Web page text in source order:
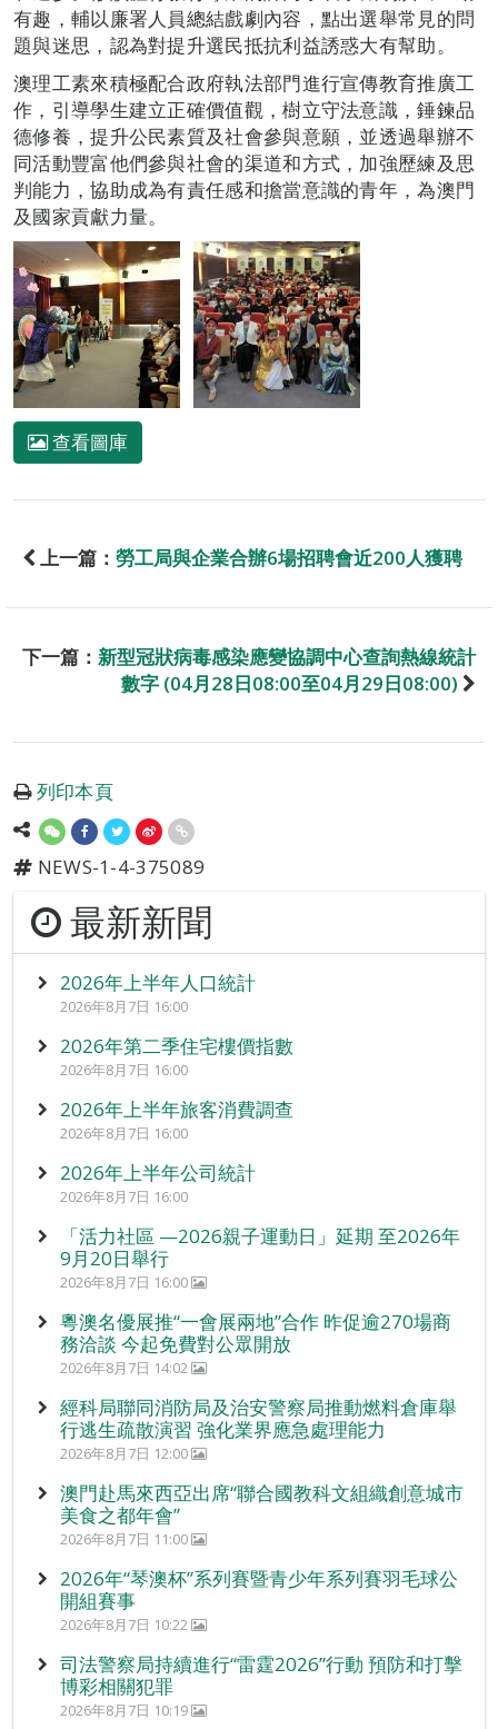
有趣，輔以廉署人員總結戲劇內容，點出選舉常見的問
題與迷思，認為對提升選民抵抗利益誘惑大有幫助。
澳理工素來積極配合政府執法部門進行宣傳教育推廣工
作，引導學生建立正確價值觀，樹立守法意識，錘鍊品
德修養，提升公民素質及社會參與意願，並透過舉辦不
同活動豐富他們參與社會的渠道和方式，加強歷練及思
判能力，協助成為有責任感和擔當意識的青年，為澳門
及國家貢獻力量。
查看圖庫
上一篇： 勞工局與企業合辦6場招聘會近200人獲聘
下一篇： 新型冠狀病毒感染應變協調中心查詢熱線統計
數字 (04月28日08:00至04月29日08:00)
列印本頁
NEWS-1-4-375089
最新新聞
2026年上半年人口統計
2026年8月7日 16:00
2026年第二季住宅樓價指數
2026年8月7日 16:00
2026年上半年旅客消費調查
2026年8月7日 16:00
2026年上半年公司統計
2026年8月7日 16:00
「活力社區 —2026親子運動日」延期 至2026年
9月20日舉行
2026年8月7日 16:00
粵澳名優展推“一會展兩地”合作 昨促逾270場商
務洽談 今起免費對公眾開放
2026年8月7日 14:02
經科局聯同消防局及治安警察局推動燃料倉庫舉
行逃生疏散演習 強化業界應急處理能力
2026年8月7日 12:00
澳門赴馬來西亞出席“聯合國教科文組織創意城市
美食之都年會”
2026年8月7日 11:00
2026年“琴澳杯”系列賽暨青少年系列賽羽毛球公
開組賽事
2026年8月7日 10:22
司法警察局持續進行“雷霆2026”行動 預防和打擊
博彩相關犯罪
2026年8月7日 10:19